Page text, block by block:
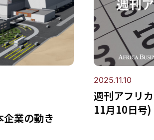
企業の動き
2025.11.10
週刊アフリ
11月10日号)